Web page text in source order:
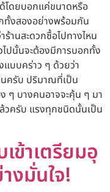
ด้โดยบอกแค่ขนาดหรือ
ทั้งสองอย่างพร้อมกัน
านสะดวกซื้อไปทางไหน
ปนั้นจะต้องมีการบอกทั้ง
แบบคร่าว ๆ ด้วยว่า
นครับ ปริมาณที่เป็น
ๆ บางคนอาจจะคุ้น ๆ มา
ล้วครับ แรงทุกชนิดนั้นเป็น
ข้าเตรียมอุ
งมั่นใจ!